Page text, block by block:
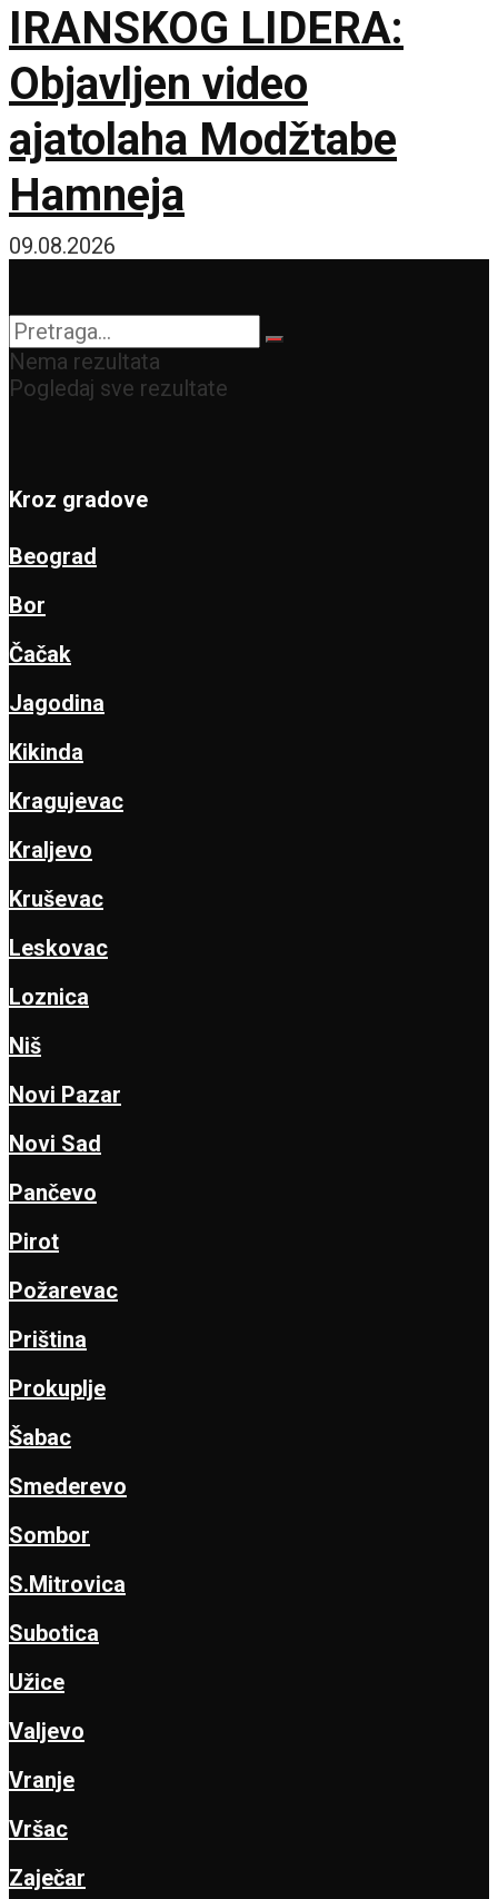
IRANSKOG LIDERA:
Objavljen video
ajatolaha Modžtabe
Hamneja
09.08.2026
Nema rezultata
Pogledaj sve rezultate
Kroz gradove
Beograd
Bor
Čačak
Jagodina
Kikinda
Kragujevac
Kraljevo
Kruševac
Leskovac
Loznica
Niš
Novi Pazar
Novi Sad
Pančevo
Pirot
Požarevac
Priština
Prokuplje
Šabac
Smederevo
Sombor
S.Mitrovica
Subotica
Užice
Valjevo
Vranje
Vršac
Zaječar